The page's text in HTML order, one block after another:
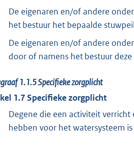
De eigenaren en/of andere
het bestuur het bepaalde
De eigenaren en/of andere
door of namens het bestuur
1.1.5Specifieke zorgplicht
1.7Specifieke zorgplicht
Degene die een activiteit
hebben voor het watersysteem